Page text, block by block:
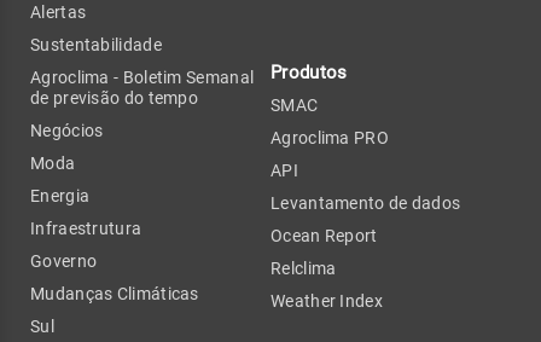
Alertas
Sustentabilidade
Agroclima - Boletim Semanal
de previsão do tempo
Negócios
Moda
Energia
Infraestrutura
Governo
Mudanças Climáticas
Sul
Produtos
SMAC
Agroclima PRO
API
Levantamento de dados
Ocean Report
Relclima
Weather Index